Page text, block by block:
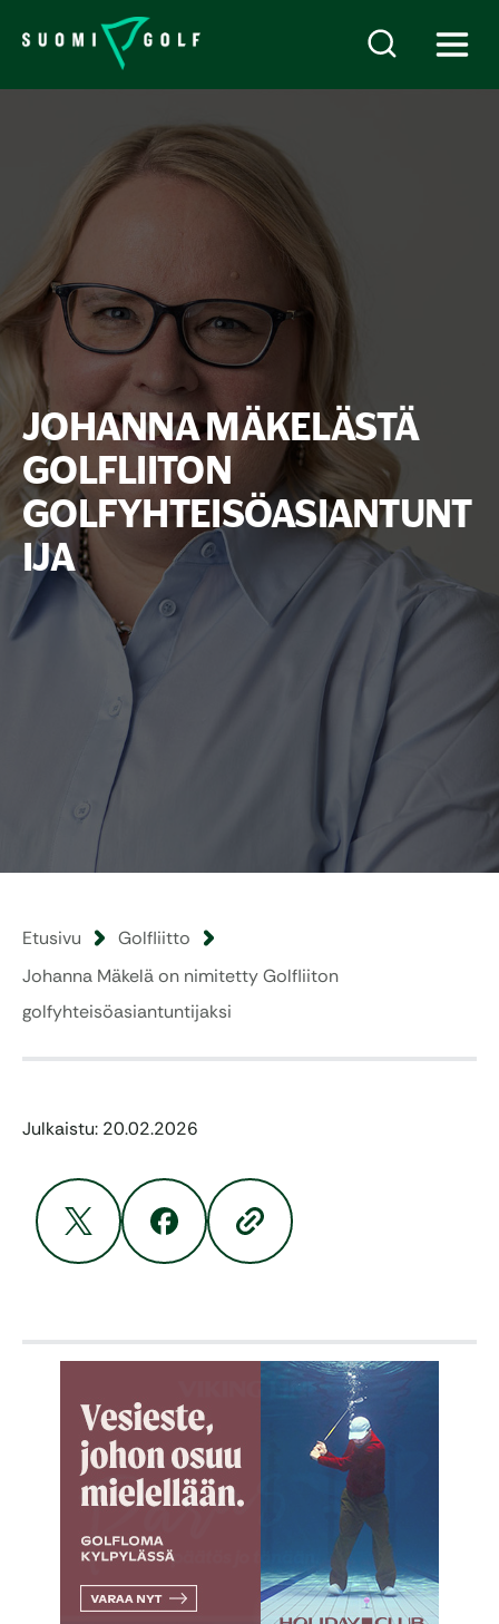
JOHANNA MÄKELÄSTÄ
GOLFLIITON
GOLFYHTEISÖASIANTUNT
IJA
Etusivu
Golfliitto
Johanna Mäkelä on nimitetty Golfliiton
golfyhteisöasiantuntijaksi
Julkaistu: 20.02.2026